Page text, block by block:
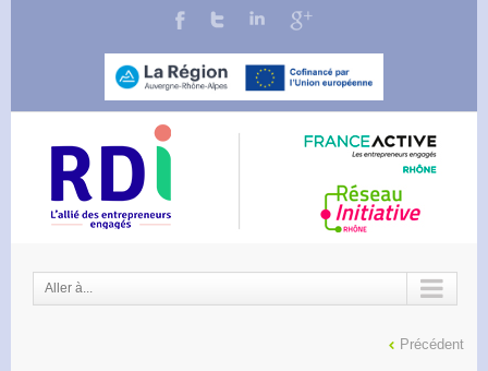
Aller à...
Précédent